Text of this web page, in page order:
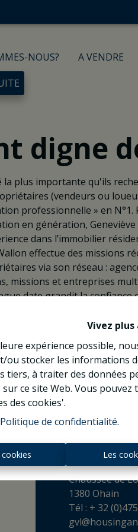
Vivez plus
expérience possible,
ou stocker les informations
tiers, à traiter des données
ce site Web. Vous
des cookies'.
Politique de confidentialité.
Les
NOUS? A VENDRE
digne
plus importante qu'ils
(vendeurs ou
professionnelle » en N°1.
en génération,
dans l’immobilier
effectue des missions
via son réseau :
missions et entreprises
date grandit la confiance
Contact
Housing and
Chaussée de
1380 Ohain
Tél : + 32